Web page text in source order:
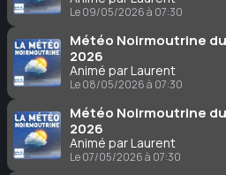
Le 09/05/2026 à 07:30
Météo Noirmoutrine du
2026
Animé par Laurent
Le 08/05/2026 à 07:30
Météo Noirmoutrine du
2026
Animé par Laurent
Le 07/05/2026 à 07:30